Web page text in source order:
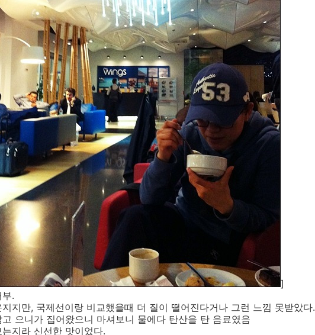
]
.
지만, 국제선이랑 비교했을때 더 질이 떨어진다거나 그런 느낌 못받았다.
으니가 집어왔으니 마셔보니 물에다 탄산을 탄 음료였음
지라 신선한 맛이었다.